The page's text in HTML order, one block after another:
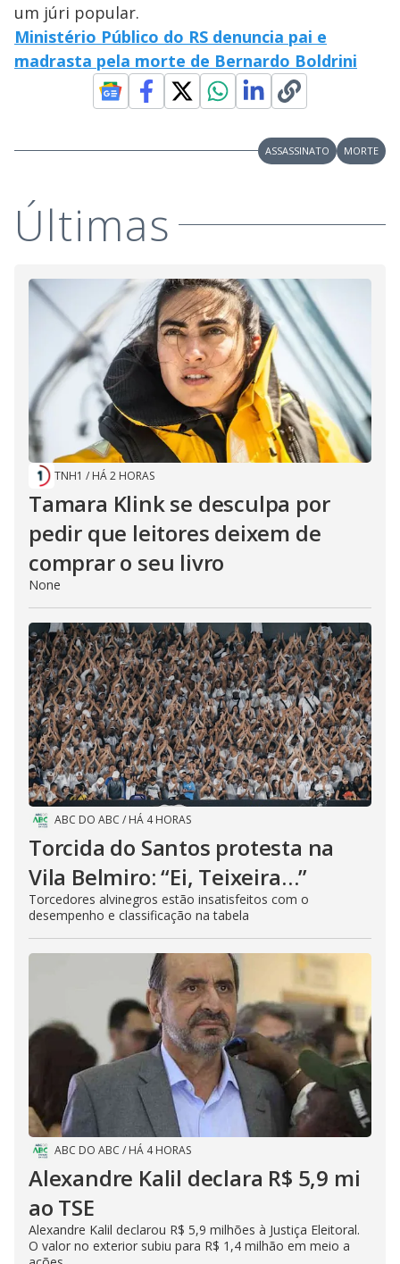
um júri popular.
Ministério Público do RS denuncia pai e
madrasta pela morte de Bernardo Boldrini
ASSASSINATO MORTE
Últimas
TNH1 / HÁ 2 HORAS
Tamara Klink se desculpa por
pedir que leitores deixem de
comprar o seu livro
None
ABC DO ABC / HÁ 4 HORAS
Torcida do Santos protesta na
Vila Belmiro: “Ei, Teixeira…”
Torcedores alvinegros estão insatisfeitos com o
desempenho e classificação na tabela
ABC DO ABC / HÁ 4 HORAS
Alexandre Kalil declara R$ 5,9 mi
ao TSE
Alexandre Kalil declarou R$ 5,9 milhões à Justiça Eleitoral.
O valor no exterior subiu para R$ 1,4 milhão em meio a